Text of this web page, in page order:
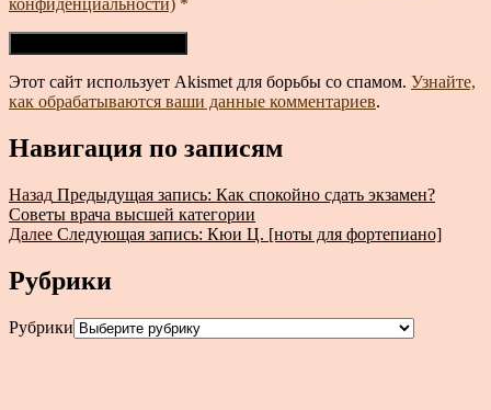
конфиденциальности) *
Этот сайт использует Akismet для борьбы со спамом. Узнайте,
как обрабатываются ваши данные комментариев.
Навигация по записям
Назад Предыдущая запись: Как спокойно сдать экзамен?
Советы врача высшей категории
Далее Следующая запись: Кюи Ц. [ноты для фортепиано]
Рубрики
Рубрики